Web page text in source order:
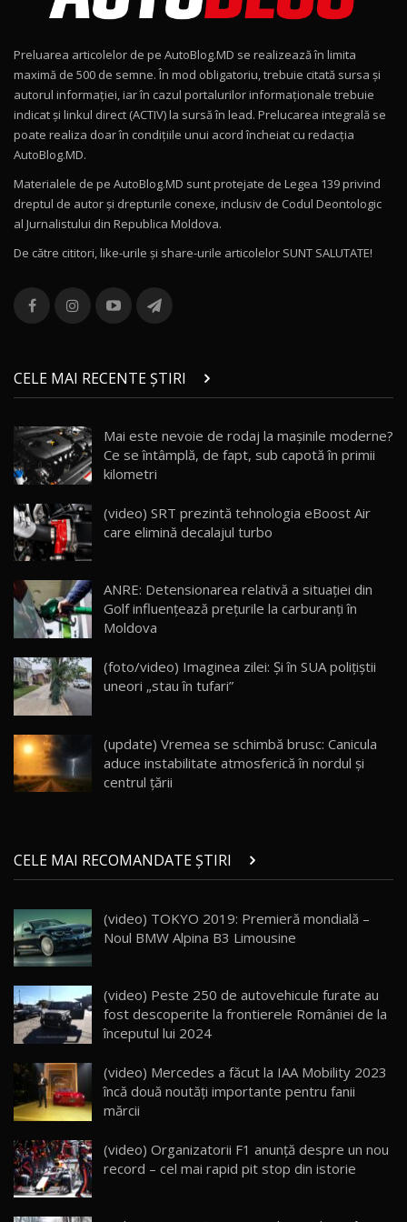
15:22
Mercedes-AMG E 53 HYBRID 4MATIC+ / Test
Drive AutoBlog.MD
16:27
11
Noul Volvo ES90 / Test Drive AutoBlog.MD
12
Noul MG HS / Test Drive AutoBlog.MD
16:48
13
combină aventura cu luxul / AutoBlog.MD
36:08
chinez care face lumea să se întoarcă după el
/ AutoBlog.MD
17:27
15 14:37
16
AutoBlogMD
13:10
17 20:06
30:08
AutoBlog.MD
23:36
20
Noul ZEEKR 7X / Test Drive AutoBlog.MD
29:08
21
Micul BYD Dolphin Surf / Test Drive
AutoBlog.MD
16:59
22
Noua Mazda 6e / Test Drive AutoBlog.MD
26:59
23
Lynk & Co 01 / Test Drive AutoBlog.MD
25:19
ZEEKR 009: Cel mai Performant și Confortabil
Van Electric Testat în Moldova / AutoBlog.MD
26:38
25
mai Exclusiv și Puternic Defender Testat în
Moldova
32:21
26
Preluarea articolelor de pe AutoBlog.MD se realizează în limita
maximă de 500 de semne. În mod obligatoriu, trebuie citată sursa și
autorul informației, iar în cazul portalurilor informaționale trebuie
indicat și linkul direct (ACTIV) la sursă în lead. Prelucarea integrală se
poate realiza doar în condițiile unui acord încheiat cu redacţia
AutoBlog.MD.
Materialele de pe AutoBlog.MD sunt protejate de Legea 139 privind
dreptul de autor și drepturile conexe, inclusiv de Codul Deontologic
al Jurnalistului din Republica Moldova.
De către cititori, like-urile şi share-urile articolelor SUNT SALUTATE!
CELE MAI RECENTE ȘTIRI
Mai este nevoie de rodaj la mașinile moderne?
Ce se întâmplă, de fapt, sub capotă în primii
kilometri
(video) SRT prezintă tehnologia eBoost Air
care elimină decalajul turbo
ANRE: Detensionarea relativă a situației din
Golf influențează prețurile la carburanți în
Moldova
(foto/video) Imaginea zilei: Și în SUA polițiștii
uneori „stau în tufari”
(update) Vremea se schimbă brusc: Canicula
aduce instabilitate atmosferică în nordul și
centrul țării
CELE MAI RECOMANDATE ȘTIRI
(video) TOKYO 2019: Premieră mondială –
Noul BMW Alpina B3 Limousine
(video) Peste 250 de autovehicule furate au
fost descoperite la frontierele României de la
începutul lui 2024
(video) Mercedes a făcut la IAA Mobility 2023
încă două noutăți importante pentru fanii
mărcii
(video) Organizatorii F1 anunţă despre un nou
record – cel mai rapid pit stop din istorie